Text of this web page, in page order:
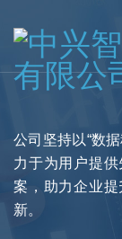
公司坚持以“数
力于为用户提
案，助力企业
新。